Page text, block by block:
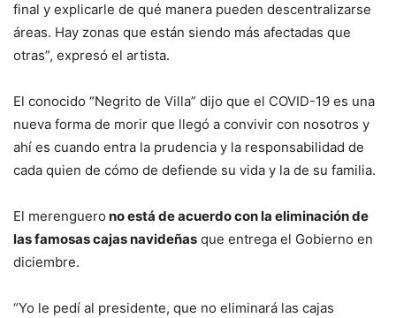
final y explicarle de qué manera pueden descentralizarse
áreas. Hay zonas que están siendo más afectadas que
otras”, expresó el artista.
El conocido “Negrito de Villa” dijo que el COVID-19 es una
nueva forma de morir que llegó a convivir con nosotros y
ahí es cuando entra la prudencia y la responsabilidad de
cada quien de cómo de defiende su vida y la de su familia.
El merenguero no está de acuerdo con la eliminación de
las famosas cajas navideñas que entrega el Gobierno en
diciembre.
“Yo le pedí al presidente, que no eliminará las cajas